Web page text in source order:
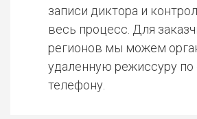
записи диктора и
весь процесс. Для
регионов мы можем
удаленную режиссуру по
телефону.